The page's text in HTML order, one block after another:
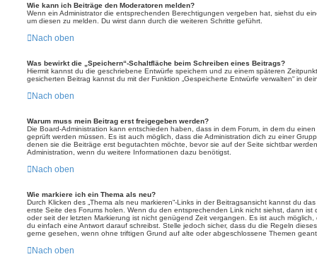
Wie kann ich Beiträge den Moderatoren melden?
Wenn ein Administrator die entsprechenden Berechtigungen vergeben hat, siehst du
um diesen zu melden. Du wirst dann durch die weiteren Schritte geführt.
Nach oben
Was bewirkt die „Speichern“-Schaltfläche beim Schreiben eines Beitrags?
Hiermit kannst du die geschriebene Entwürfe speichern und zu einem späteren
gesicherten Beitrag kannst du mit der Funktion „Gespeicherte Entwürfe verwalten“ in
Nach oben
Warum muss mein Beitrag erst freigegeben werden?
Die Board-Administration kann entschieden haben, dass in dem Forum, in dem du
geprüft werden müssen. Es ist auch möglich, dass die Administration dich zu einer
denen sie die Beiträge erst begutachten möchte, bevor sie auf der Seite sichtbar
Administration, wenn du weitere Informationen dazu benötigst.
Nach oben
Wie markiere ich ein Thema als neu?
Durch Klicken des „Thema als neu markieren“-Links in der Beitragsansicht kannst du
erste Seite des Forums holen. Wenn du den entsprechenden Link nicht siehst, dann ist
oder seit der letzten Markierung ist nicht genügend Zeit vergangen. Es ist auch
du einfach eine Antwort darauf schreibst. Stelle jedoch sicher, dass du die Regeln
gerne gesehen, wenn ohne triftigen Grund auf alte oder abgeschlossene Themen
Nach oben